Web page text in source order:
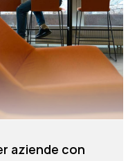
aziende con